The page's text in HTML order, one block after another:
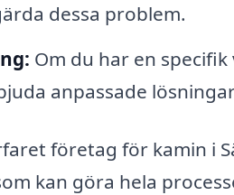
dessa problem.
Om du har en
anpassade
företag för kamin i
kan göra hela